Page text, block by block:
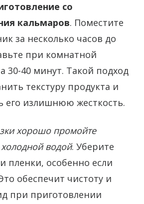
со
кальмаров. Поместите
за несколько часов до
при комнатной
30-40 минут. Такой подход
текстуру продукта и
его излишнюю жесткость.
хорошо промойте
водой. Уберите
пленки, особенно если
обеспечит чистоту и
при приготовлении